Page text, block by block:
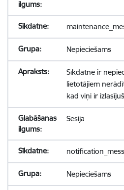
Nepieciešams
Sīkdatne ir
lietotājiem
kad viņi ir
Sesija
Nepieciešams